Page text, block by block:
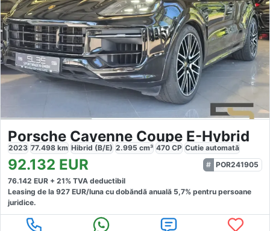
Porsche Cayenne Coupe E-Hybrid
2023 77.498 km Hibrid (B/E) 2.995 cm³ 470 CP Cutie automată
92.132 EUR
POR241905
76.142 EUR + 21% TVA deductibil
Leasing de la 927 EUR/luna cu dobăndă anuală 5,7% pentru persoane
juridice.